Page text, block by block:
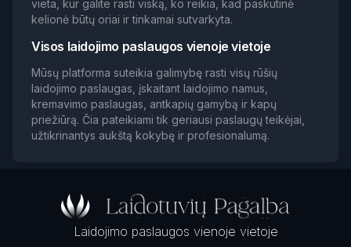
vieta, kur galite rasti viską, ko reikia, kad paskutinė
kelionė būtų oriai ir tinkamai sutvarkyta.
Visos laidojimo paslaugos vienoje vietoje
Mūsų platforma suteikia galimybę rasti visų rūšių
laidojimo paslaugas, įskaitant laidojimo namus,
kremavimo paslaugas, antkapių gamybą ir kapų
priežiūrą. Čia pateikiami tik geriausi paslaugų teikėjai,
užtikrinantys aukštą kokybę ir profesionalumą.
Laidojimo paslaugos vienoje vietoje